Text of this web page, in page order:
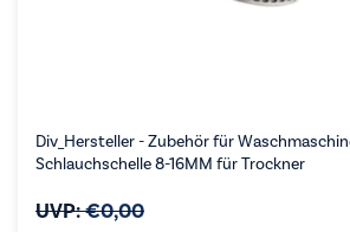
Div_Hersteller - Zubehör für
Schlauchschelle 8-16MM für Trockner
UVP:€0,00